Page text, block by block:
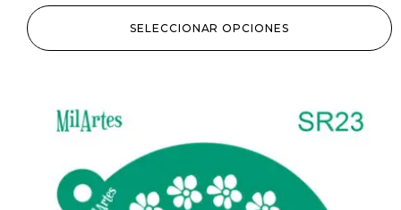
SELECCIONAR OPCIONES